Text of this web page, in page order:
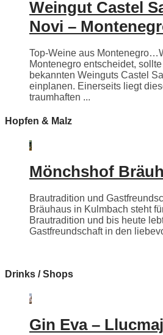
Weingut Castel
Novi –
Top-Weine aus
Montenegro entscheidet,
bekannten Weinguts Castel
einplanen. Einerseits liegt
traumhaften ...
Hopfen & Malz
Mönchshof
Brautradition und
Bräuhaus in Kulmbach steht
Brautradition und bis heute
Gastfreundschaft in den
Drinks / Shops
Gin Eva –